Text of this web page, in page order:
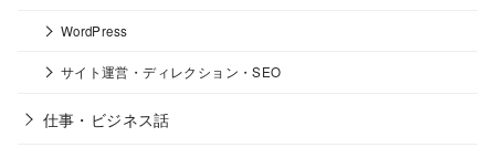
WordPress
サイト運営・ディレクション・SEO
仕事・ビジネス話